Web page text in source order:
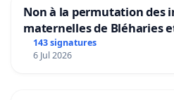
Non à la permutation des
maternelles de Bléharies
Préservons la stabilité de
143 signatures
6 Jul 2026